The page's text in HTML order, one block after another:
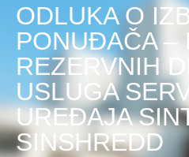
ODLUKA O
PONUĐAČA –
REZERVNIH
USLUGA
UREĐAJA
SINSHREDD